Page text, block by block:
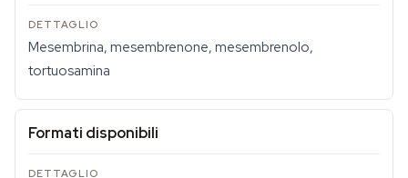
Mesembrina, mesembrenone, mesembrenolo,
tortuosamina
Formati disponibili